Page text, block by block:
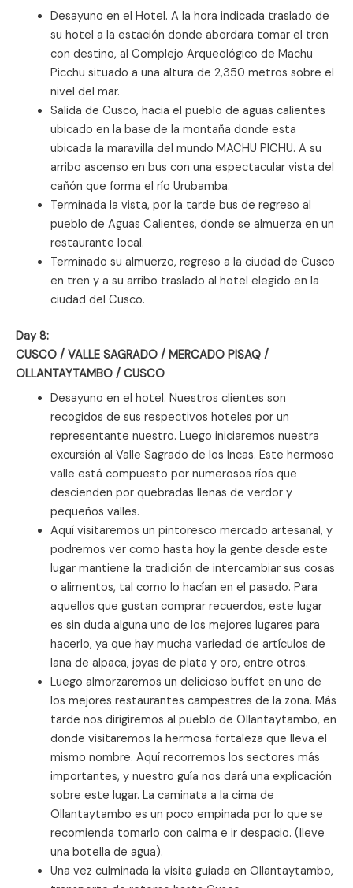
Desayuno en el Hotel. A la hora indicada traslado de
su hotel a la estación donde abordara tomar el tren
con destino, al Complejo Arqueológico de Machu
Picchu situado a una altura de 2,350 metros sobre el
nivel del mar.
Salida de Cusco, hacia el pueblo de aguas calientes
ubicado en la base de la montaña donde esta
ubicada la maravilla del mundo MACHU PICHU. A su
arribo ascenso en bus con una espectacular vista del
cañón que forma el río Urubamba.
Terminada la vista, por la tarde bus de regreso al
pueblo de Aguas Calientes, donde se almuerza en un
restaurante local.
Terminado su almuerzo, regreso a la ciudad de Cusco
en tren y a su arribo traslado al hotel elegido en la
ciudad del Cusco.
Day 8:
CUSCO / VALLE SAGRADO / MERCADO PISAQ /
OLLANTAYTAMBO / CUSCO
Desayuno en el hotel. Nuestros clientes son
recogidos de sus respectivos hoteles por un
representante nuestro. Luego iniciaremos nuestra
excursión al Valle Sagrado de los Incas. Este hermoso
valle está compuesto por numerosos ríos que
descienden por quebradas llenas de verdor y
pequeños valles.
Aquí visitaremos un pintoresco mercado artesanal, y
podremos ver como hasta hoy la gente desde este
lugar mantiene la tradición de intercambiar sus cosas
o alimentos, tal como lo hacían en el pasado. Para
aquellos que gustan comprar recuerdos, este lugar
es sin duda alguna uno de los mejores lugares para
hacerlo, ya que hay mucha variedad de artículos de
lana de alpaca, joyas de plata y oro, entre otros.
Luego almorzaremos un delicioso buffet en uno de
los mejores restaurantes campestres de la zona. Más
tarde nos dirigiremos al pueblo de Ollantaytambo, en
donde visitaremos la hermosa fortaleza que lleva el
mismo nombre. Aquí recorremos los sectores más
importantes, y nuestro guía nos dará una explicación
sobre este lugar. La caminata a la cima de
Ollantaytambo es un poco empinada por lo que se
recomienda tomarlo con calma e ir despacio. (lleve
una botella de agua).
Una vez culminada la visita guiada en Ollantaytambo,